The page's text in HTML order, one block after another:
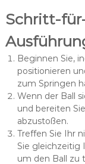
Schritt-
Beginnen Sie,
positionieren
zum Springen
Wenn der Ball
und bereiten
abzustoßen.
Treffen Sie Ihr
Sie gleichzeitig
um den Ball zu